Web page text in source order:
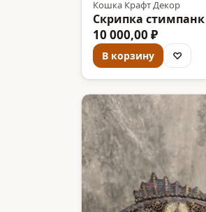
Кошка Крафт Декор
Скрипка
10 000,00 ₽
В корзину ♡